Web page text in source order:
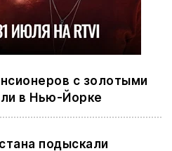
с золотыми
в Нью-Йорке
подыскали